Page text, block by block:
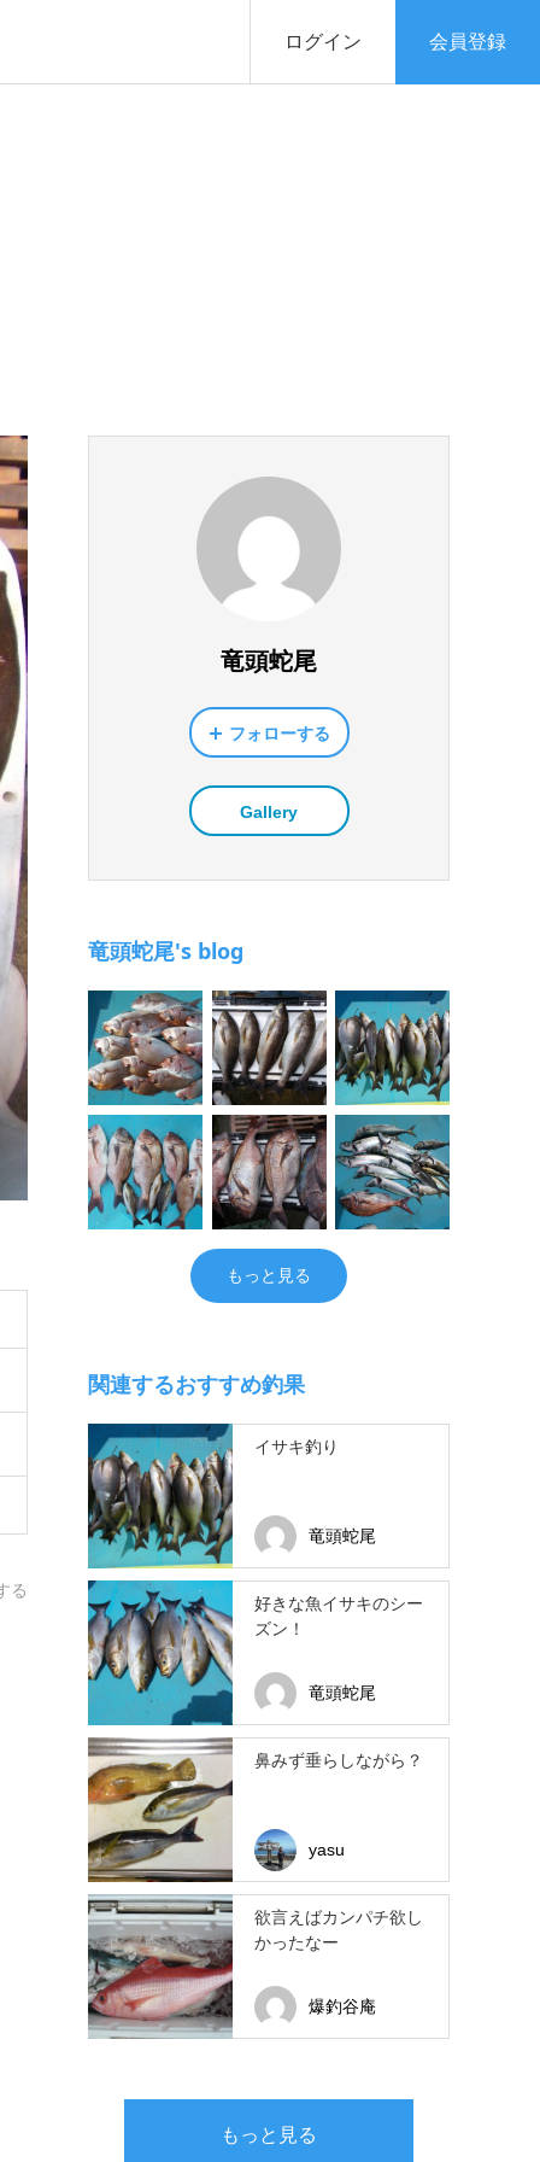
ログイン 会員登録
る
竜頭蛇尾
フォローする
Gallery
竜頭蛇尾's blog
もっと見る
関連するおすすめ釣果
イサキ釣り
竜頭蛇尾
好きな魚イサキのシー
ズン！
竜頭蛇尾
鼻みず垂らしながら？
yasu
欲言えばカンパチ欲し
かったなー
爆釣谷庵
もっと見る